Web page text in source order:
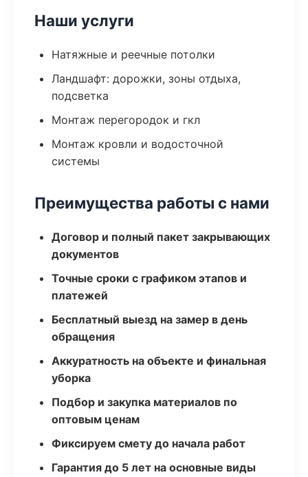
Наши услуги
Натяжные и реечные потолки
Ландшафт: дорожки, зоны отдыха,
подсветка
Монтаж перегородок и гкл
Монтаж кровли и водосточной
системы
Преимущества работы с нами
Договор и полный пакет закрывающих
документов
Точные сроки с графиком этапов и
платежей
Бесплатный выезд на замер в день
обращения
Аккуратность на объекте и финальная
уборка
Подбор и закупка материалов по
оптовым ценам
Фиксируем смету до начала работ
Гарантия до 5 лет на основные виды